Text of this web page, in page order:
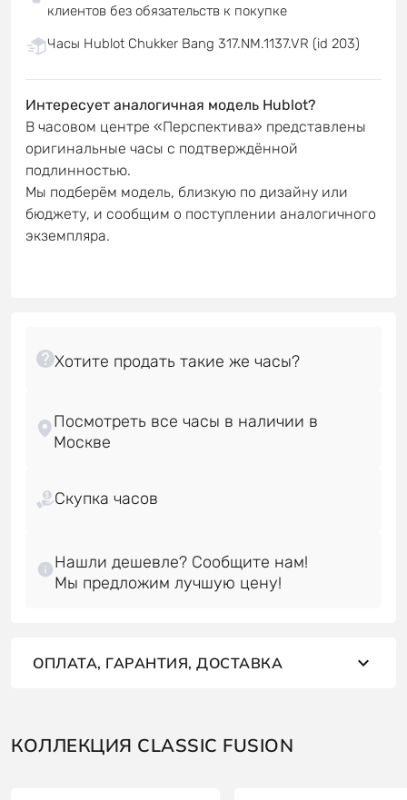
клиентов без обязательств к покупке
Часы Hublot Chukker Bang 317.NM.1137.VR (id 203)
Интересует аналогичная модель Hublot?
В часовом центре «Перспектива» представлены
оригинальные часы с подтверждённой
подлинностью.
Мы подберём модель, близкую по дизайну или
бюджету, и сообщим о поступлении аналогичного
экземпляра.
Посмотреть все часы в наличии в
Скупка часов
Нашли дешевле? Сообщите нам!
ОПЛАТА, ГАРАНТИЯ, ДОСТАВКА
КОЛЛЕКЦИЯ CLASSIC FUSION